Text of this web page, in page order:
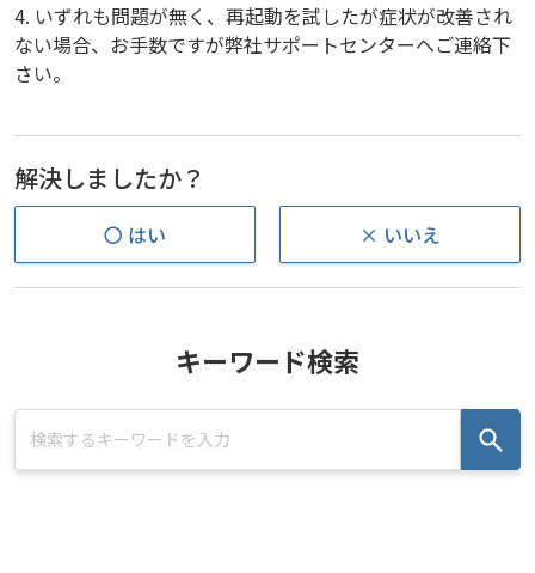
4. いずれも問題が無く、再起動を試したが症状が改善され
ない場合、お手数ですが弊社サポートセンターへご連絡下
さい。
解決しましたか？
〇 はい × いいえ
キーワード検索